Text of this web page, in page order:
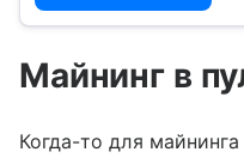
Майнинг в
Когда-то для